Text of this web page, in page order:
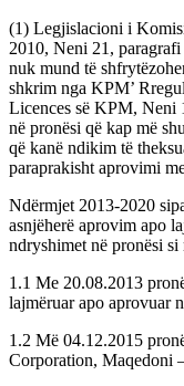
(1) Legjislacioni i
2010, Neni 21,
nuk mund të
shkrim nga KPM’
Licences së KPM, Neni
në pronësi që kap më
që kanë ndikim të
paraprakisht aprovimi
Ndërmjet 2013-2020
asnjëherë aprovim apo
ndryshimet në pronësi
1.1 Me 20.08.2013
lajmëruar apo aprovuar
1.2 Më 04.12.2015
Corporation, Maqedoni